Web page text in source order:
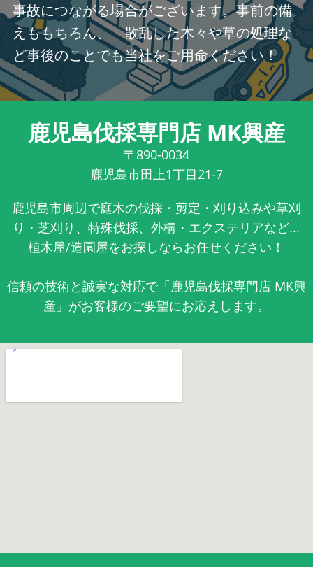
事故につながる場合がございます。事前の備
えももちろん、 散乱した木々や草の処理な
ど事後のことでも当社をご用命ください！
鹿児島伐採専門店 MK興産
〒890-0034
鹿児島市田上1丁目21-7
鹿児島市周辺で庭木の伐採・剪定・刈り込みや草刈
り・芝刈り、特殊伐採、外構・エクステリアなど...
植木屋/造園屋をお探しならお任せください！
信頼の技術と誠実な対応で「鹿児島伐採専門店 MK興
産」がお客様のご要望にお応えします。